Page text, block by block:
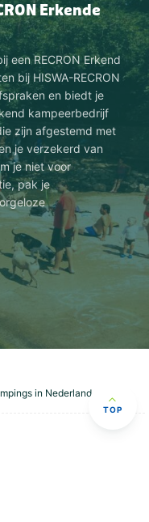
Erkende
een RECRON Erkend
bij HISWA-RECRON
en biedt je
kampeerbedrijf
zijn afgestemd met
je verzekerd van
je niet voor
pak je
in Nederland
TOP